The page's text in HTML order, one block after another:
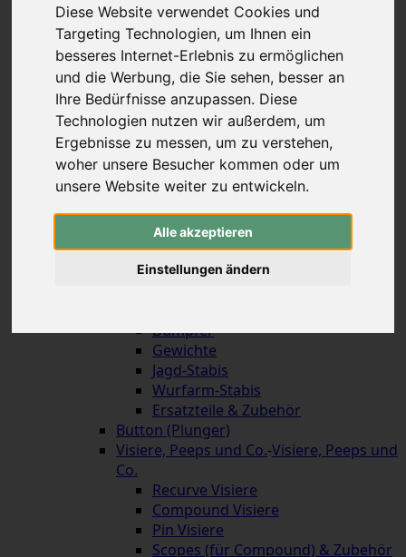
Diese Website verwendet Cookies und
Targeting Technologien, um Ihnen ein
besseres Internet-Erlebnis zu ermöglichen
und die Werbung, die Sie sehen, besser an
Ihre Bedürfnisse anzupassen. Diese
Technologien nutzen wir außerdem, um
Ergebnisse zu messen, um zu verstehen,
woher unsere Besucher kommen oder um
unsere Website weiter zu entwickeln.
Alle akzeptieren
Einstellungen ändern
Koreanische Bögen & Reiterbögen
Freizeitbögen & Sets
Bogenbau
rund um den Bogen-rund um den Bogen
Pfeilauflagen (zum Schrauben)
Pfeilauflagen (zum Kleben)
traditionelle Pfeilauflagen
Compound Blade Auflagen
Compound Prong Auflagen
Compound Drop-Away Pfeilauflagen
Compound Full Capture Auflagen
Stabilisation-Stabilisation
Mono- & Seitenstabis
Extender (Vorbauten)
Dämpfer
Gewichte
Jagd-Stabis
Wurfarm-Stabis
Ersatzteile & Zubehör
Button (Plunger)
Visiere, Peeps und Co.-Visiere, Peeps und
Co.
Recurve Visiere
Compound Visiere
Pin Visiere
Scopes (für Compound) & Zubehör